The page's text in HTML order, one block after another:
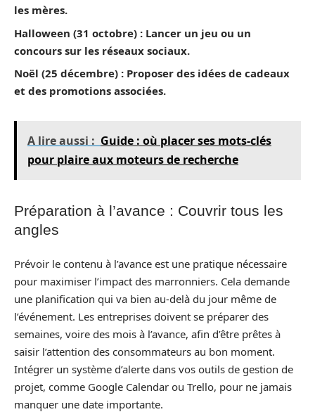
les mères.
Halloween (31 octobre) : Lancer un jeu ou un
concours sur les réseaux sociaux.
Noël (25 décembre) : Proposer des idées de cadeaux
et des promotions associées.
A lire aussi : Guide : où placer ses mots-clés
pour plaire aux moteurs de recherche
Préparation à l’avance : Couvrir tous les
angles
Prévoir le contenu à l’avance est une pratique nécessaire
pour maximiser l’impact des marronniers. Cela demande
une planification qui va bien au-delà du jour même de
l’événement. Les entreprises doivent se préparer des
semaines, voire des mois à l’avance, afin d’être prêtes à
saisir l’attention des consommateurs au bon moment.
Intégrer un système d’alerte dans vos outils de gestion de
projet, comme Google Calendar ou Trello, pour ne jamais
manquer une date importante.